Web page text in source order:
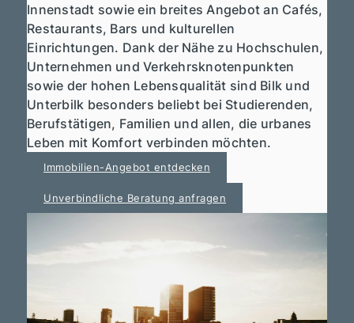
Innenstadt sowie ein breites Angebot an Cafés,
Restaurants, Bars und kulturellen
Einrichtungen. Dank der Nähe zu Hochschulen,
Unternehmen und Verkehrsknotenpunkten
sowie der hohen Lebensqualität sind Bilk und
Unterbilk besonders beliebt bei Studierenden,
Berufstätigen, Familien und allen, die urbanes
Leben mit Komfort verbinden möchten.
Immobilien-Angebot entdecken
Unverbindliche Beratung anfragen